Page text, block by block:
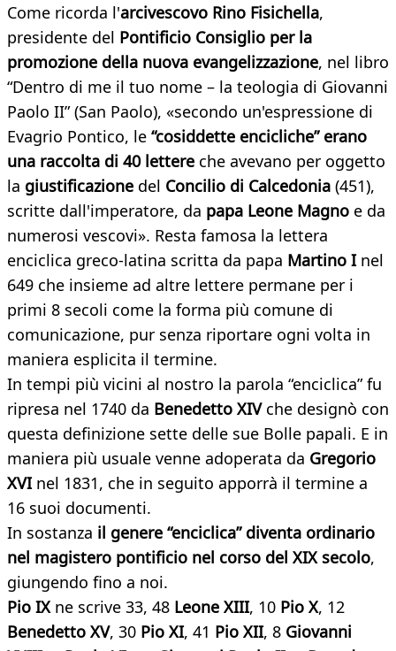
Come ricorda l'arcivescovo Rino Fisichella,
presidente del Pontificio Consiglio per la
promozione della nuova evangelizzazione, nel libro
“Dentro di me il tuo nome – la teologia di Giovanni
Paolo II” (San Paolo), «secondo un'espressione di
Evagrio Pontico, le “cosiddette encicliche” erano
una raccolta di 40 lettere che avevano per oggetto
la giustificazione del Concilio di Calcedonia (451),
scritte dall'imperatore, da papa Leone Magno e da
numerosi vescovi». Resta famosa la lettera
enciclica greco-latina scritta da papa Martino Inel
649 che insieme ad altre lettere permane per i
primi 8 secoli come la forma più comune di
comunicazione, pur senza riportare ogni volta in
maniera esplicita il termine.
In tempi più vicini al nostro la parola “enciclica” fu
ripresa nel 1740 da Benedetto XIVche designò con
questa definizione sette delle sue Bolle papali. E in
maniera più usuale venne adoperata da Gregorio
XVInel 1831, che in seguito apporrà il termine a
16 suoi documenti.
In sostanza il genere “enciclica” diventa ordinario
nel magistero pontificio nel corso del XIX secolo,
giungendo fino a noi.
Pio IXne scrive 33, 48 Leone XIII, 10 Pio X, 12
Benedetto XV, 30 Pio XI, 41 Pio XII, 8 Giovanni